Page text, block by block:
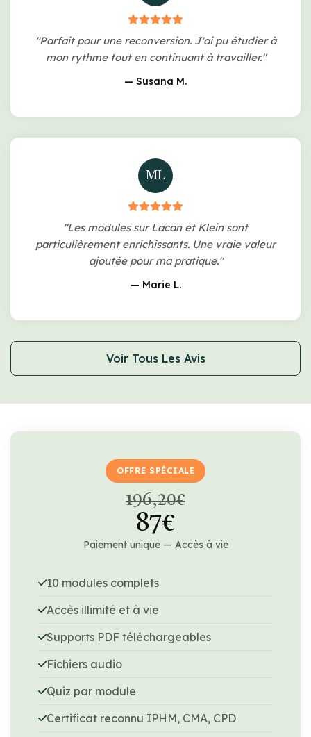
"Parfait pour une reconversion. J'ai pu étudier à
mon rythme tout en continuant à travailler."
— Susana M.
ML
"Les modules sur Lacan et Klein sont
particulièrement enrichissants. Une vraie valeur
ajoutée pour ma pratique."
— Marie L.
Voir Tous Les Avis
OFFRE SPÉCIALE
196,20€
87€
Paiement unique — Accès à vie
10 modules complets
Accès illimité et à vie
Supports PDF téléchargeables
Fichiers audio
Quiz par module
Certificat reconnu IPHM, CMA, CPD